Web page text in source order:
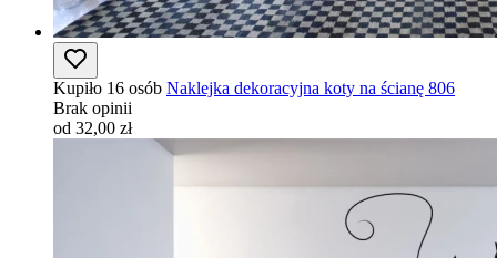
Kupiło 16 osób Naklejka dekoracyjna koty na ścianę 806
Brak opinii
od 32,00 zł